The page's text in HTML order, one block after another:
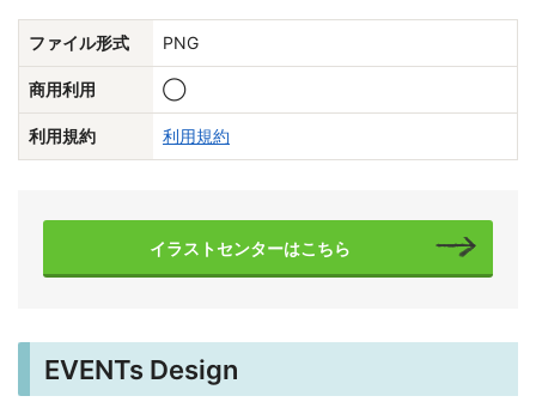
ファイル形式 PNG
商用利用 ◯
利用規約 利用規約
イラストセンターはこちら
EVENTs Design